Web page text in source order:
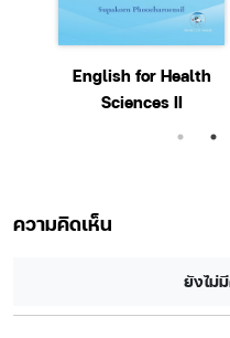
English for Health
Sciences II
ความคิดเห็น
ยังไม่